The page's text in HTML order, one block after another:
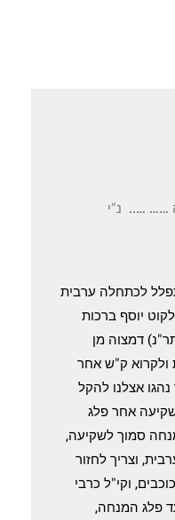
…… ….. נ"י
לכתחלה ערבית
יוסף ברכות
דמצוה מן
ק"ש אחר
אצלנו להקל
אחר פלג
סמוך לשקיעה,
וצריך לחזור
וקי"ל כרבי
פלג המנחה,